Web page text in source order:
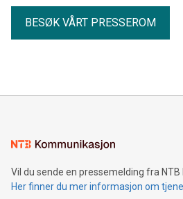
BESØK VÅRT PRESSEROM
Vil du sende en pressemelding fra
Her finner du mer informasjon om